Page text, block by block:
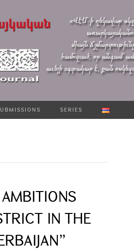
SERIES
IN THE